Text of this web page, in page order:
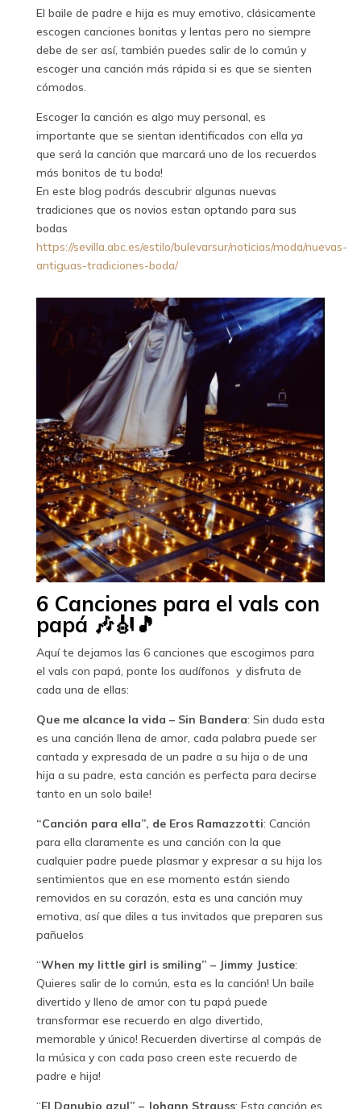
El baile de padre e hija es muy emotivo, clásicamente
escogen canciones bonitas y lentas pero no siempre
debe de ser así, también puedes salir de lo común y
escoger una canción más rápida si es que se sienten
cómodos.
Escoger la canción es algo muy personal, es
importante que se sientan identificados con ella ya
que será la canción que marcará uno de los recuerdos
más bonitos de tu boda!
En este blog podrás descubrir algunas nuevas
tradiciones que os novios estan optando para sus
bodas
https://sevilla.abc.es/estilo/bulevarsur/noticias/moda/nuevas-
antiguas-tradiciones-boda/
6 Canciones para el vals con
papá 🎶🎻🎵
Aquí te dejamos las 6 canciones que escogimos para
el vals con papá, ponte los audífonos y disfruta de
cada una de ellas:
Que me alcance la vida – Sin Bandera: Sin duda esta
es una canción llena de amor, cada palabra puede ser
cantada y expresada de un padre a su hija o de una
hija a su padre, esta canción es perfecta para decirse
tanto en un solo baile!
“Canción para ella”, de Eros Ramazzotti: Canción
para ella claramente es una canción con la que
cualquier padre puede plasmar y expresar a su hija los
sentimientos que en ese momento están siendo
removidos en su corazón, esta es una canción muy
emotiva, así que diles a tus invitados que preparen sus
pañuelos
“When my little girl is smiling” – Jimmy Justice:
Quieres salir de lo común, esta es la canción! Un baile
divertido y lleno de amor con tu papá puede
transformar ese recuerdo en algo divertido,
memorable y único! Recuerden divertirse al compás de
la música y con cada paso creen este recuerdo de
padre e hija!
“El Danubio azul” – Johann Strauss: Esta canción es